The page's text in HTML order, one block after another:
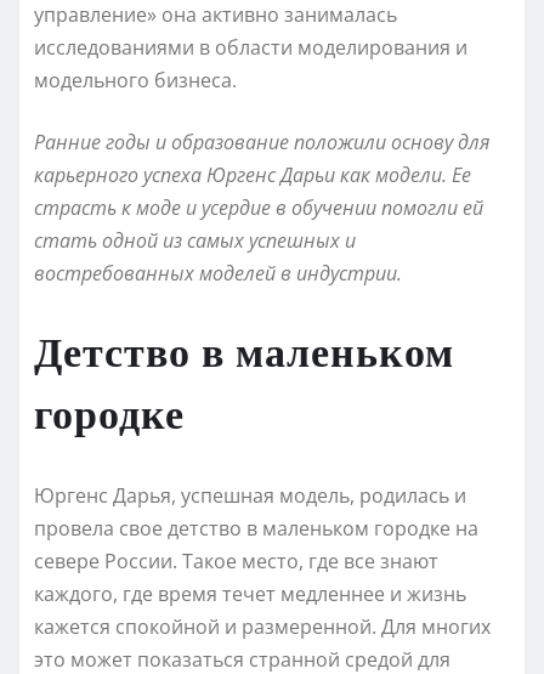
управление» она активно занималась
исследованиями в области моделирования и
модельного бизнеса.
Ранние годы и образование положили основу для
карьерного успеха Юргенс Дарьи как модели. Ее
страсть к моде и усердие в обучении помогли ей
стать одной из самых успешных и
востребованных моделей в индустрии.
Детство в маленьком
городке
Юргенс Дарья, успешная модель, родилась и
провела свое детство в маленьком городке на
севере России. Такое место, где все знают
каждого, где время течет медленнее и жизнь
кажется спокойной и размеренной. Для многих
это может показаться странной средой для